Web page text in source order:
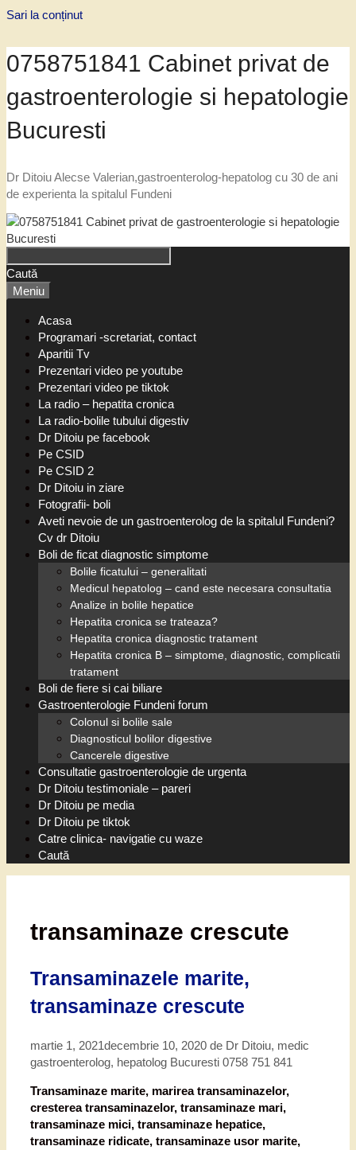
Sari la conținut
0758751841 Cabinet privat de
gastroenterologie si hepatologie
Bucuresti
Dr Ditoiu Alecse Valerian,gastroenterolog-hepatolog cu 30 de ani
de experienta la spitalul Fundeni
Caută
Meniu
Acasa
Programari -scretariat, contact
Aparitii Tv
Prezentari video pe youtube
Prezentari video pe tiktok
La radio – hepatita cronica
La radio-bolile tubului digestiv
Dr Ditoiu pe facebook
Pe CSID
Pe CSID 2
Dr Ditoiu in ziare
Fotografii- boli
Aveti nevoie de un gastroenterolog de la spitalul Fundeni?
Cv dr Ditoiu
Boli de ficat diagnostic simptome
Bolile ficatului – generalitati
Medicul hepatolog – cand este necesara consultatia
Analize in bolile hepatice
Hepatita cronica se trateaza?
Hepatita cronica diagnostic tratament
Hepatita cronica B – simptome, diagnostic, complicatii
tratament
Boli de fiere si cai biliare
Gastroenterologie Fundeni forum
Colonul si bolile sale
Diagnosticul bolilor digestive
Cancerele digestive
Consultatie gastroenterologie de urgenta
Dr Ditoiu testimoniale – pareri
Dr Ditoiu pe media
Dr Ditoiu pe tiktok
Catre clinica- navigatie cu waze
Caută
transaminaze crescute
Transaminazele marite,
transaminaze crescute
martie 1, 2021decembrie 10, 2020 de Dr Ditoiu, medic
gastroenterolog, hepatolog Bucuresti 0758 751 841
Transaminaze marite, marirea transaminazelor,
cresterea transaminazelor, transaminaze mari,
transaminaze mici, transaminaze hepatice,
transaminaze ridicate, transaminaze usor marite,